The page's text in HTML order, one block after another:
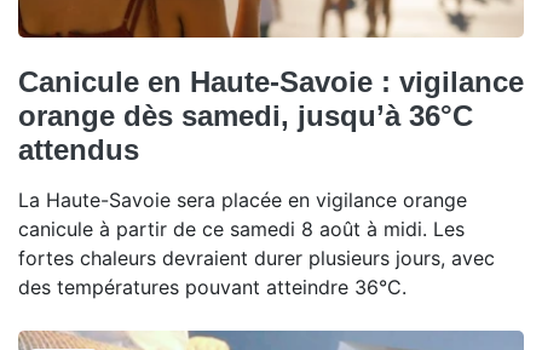
Canicule en Haute-Savoie : vigilance
orange dès samedi, jusqu’à 36°C
attendus
La Haute-Savoie sera placée en vigilance orange
canicule à partir de ce samedi 8 août à midi. Les
fortes chaleurs devraient durer plusieurs jours, avec
des températures pouvant atteindre 36°C.